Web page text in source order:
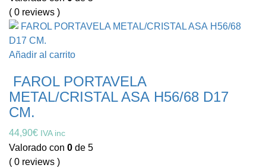
( 0 reviews )
Añadir al carrito
FAROL PORTAVELA
METAL/CRISTAL ASA H56/68 D17
CM.
44,90€ IVA inc
Valorado con 0 de 5
( 0 reviews )